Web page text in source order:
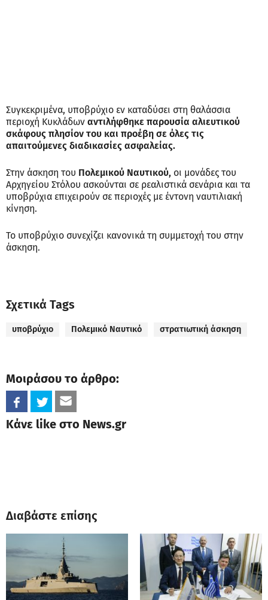
Συγκεκριμένα, υποβρύχιο εν καταδύσει στη θαλάσσια
περιοχή Κυκλάδων αντιλήφθηκε παρουσία αλιευτικού
σκάφους πλησίον του και προέβη σε όλες τις
απαιτούμενες διαδικασίες ασφαλείας.
Στην άσκηση του Πολεμικού Ναυτικού, οι μονάδες του
Αρχηγείου Στόλου ασκούνται σε ρεαλιστικά σενάρια και τα
υποβρύχια επιχειρούν σε περιοχές με έντονη ναυτιλιακή
κίνηση.
Το υποβρύχιο συνεχίζει κανονικά τη συμμετοχή του στην
άσκηση.
Σχετικά Tags
υποβρύχιο Πολεμικό Ναυτικό στρατιωτική άσκηση
Μοιράσου το άρθρο:
Κάνε like στο News.gr
Διαβάστε επίσης